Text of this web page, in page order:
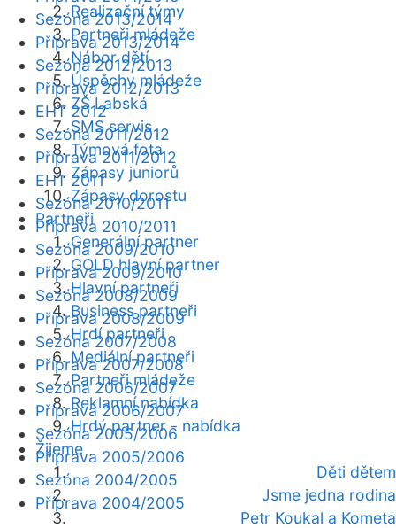
Realizační týmy
Partneři mládeže
Nábor dětí
Úspěchy mládeže
ZŠ Labská
SMS servis
Týmová fota
Zápasy juniorů
Zápasy dorostu
Partneři
Generální partner
GOLD hlavní partner
Hlavní partneři
Business partneři
Hrdí partneři
Mediální partneři
Partneři mládeže
Reklamní nabídka
Hrdý partner - nabídka
Žijeme
Děti dětem
Jsme jedna rodina
Petr Koukal a Kometa
Sezóna 2013/2014
Příprava 2013/2014
Sezóna 2012/2013
Příprava 2012/2013
EHT 2012
Sezóna 2011/2012
Příprava 2011/2012
EHT 2011
Sezóna 2010/2011
Příprava 2010/2011
Sezóna 2009/2010
Příprava 2009/2010
Sezóna 2008/2009
Příprava 2008/2009
Sezóna 2007/2008
Příprava 2007/2008
Sezóna 2006/2007
Příprava 2006/2007
Sezóna 2005/2006
Příprava 2005/2006
Sezóna 2004/2005
Příprava 2004/2005